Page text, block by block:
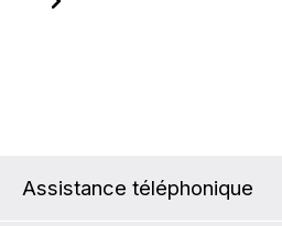
Assistance téléphonique